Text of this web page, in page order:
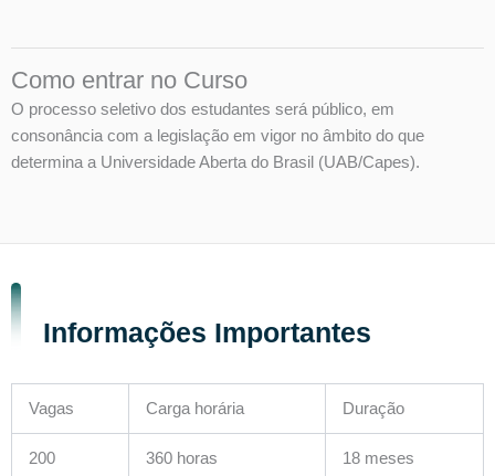
Como entrar no Curso
O processo seletivo dos estudantes será público, em
consonância com a legislação em vigor no âmbito do que
determina a Universidade Aberta do Brasil (UAB/Capes).
Informações Importantes
Vagas Carga horária Duração
200 360 horas 18 meses